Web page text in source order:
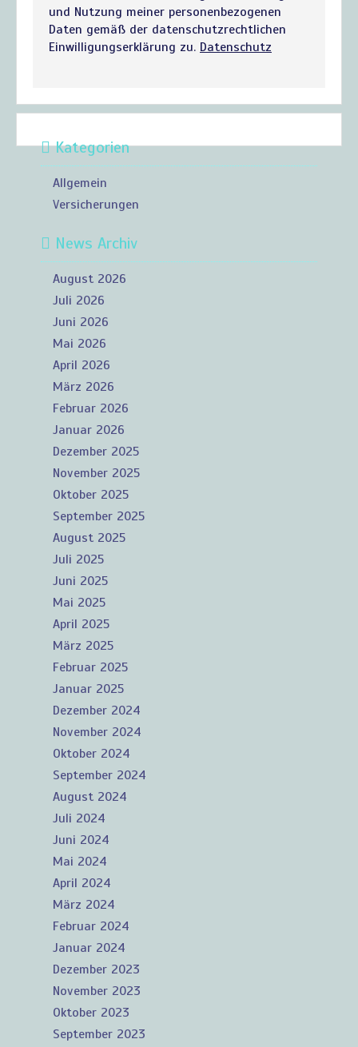
und Nutzung meiner personenbezogenen
Daten gemäß der datenschutzrechtlichen
Einwilligungserklärung zu. Datenschutz
Kategorien
Allgemein
Versicherungen
News Archiv
August 2026
Juli 2026
Juni 2026
Mai 2026
April 2026
März 2026
Februar 2026
Januar 2026
Dezember 2025
November 2025
Oktober 2025
September 2025
August 2025
Juli 2025
Juni 2025
Mai 2025
April 2025
März 2025
Februar 2025
Januar 2025
Dezember 2024
November 2024
Oktober 2024
September 2024
August 2024
Juli 2024
Juni 2024
Mai 2024
April 2024
März 2024
Februar 2024
Januar 2024
Dezember 2023
November 2023
Oktober 2023
September 2023